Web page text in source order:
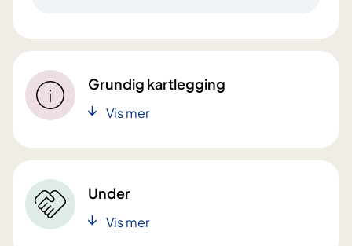
Grundig kartlegging
Vis mer
Under
Vis mer